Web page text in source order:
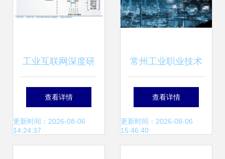
工业互联网深度研
究与投资策略 5G
的下一个上甘岭
查看详情
更新时间：2026-08-06
14:24:37
常州工业职业技术
学院 阳光高考之工
业互联网数据服务
查看详情
更新时间：2026-08-06
15:46:40